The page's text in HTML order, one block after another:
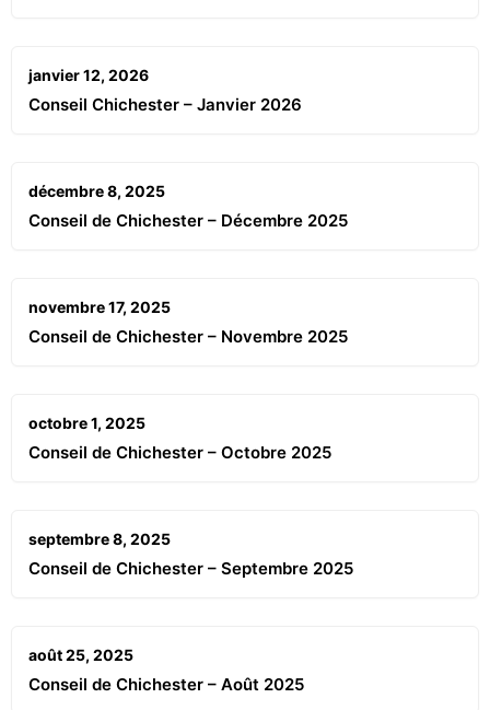
janvier 12, 2026
Conseil Chichester – Janvier 2026
décembre 8, 2025
Conseil de Chichester – Décembre 2025
novembre 17, 2025
Conseil de Chichester – Novembre 2025
octobre 1, 2025
Conseil de Chichester – Octobre 2025
septembre 8, 2025
Conseil de Chichester – Septembre 2025
août 25, 2025
Conseil de Chichester – Août 2025